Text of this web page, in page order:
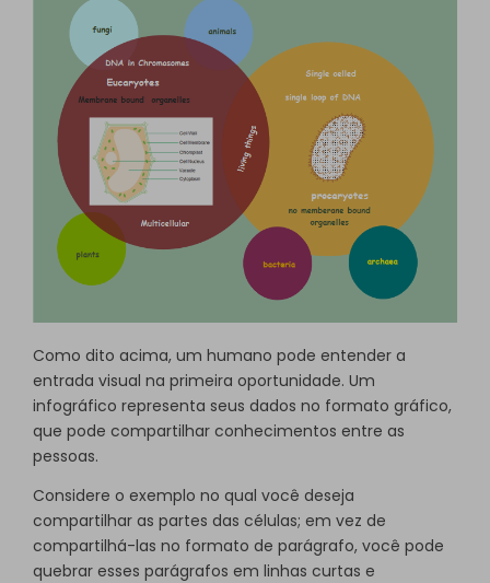
Como dito acima, um humano pode entender a
entrada visual na primeira oportunidade. Um
infográfico representa seus dados no formato gráfico,
que pode compartilhar conhecimentos entre as
pessoas.
Considere o exemplo no qual você deseja
compartilhar as partes das células; em vez de
compartilhá-las no formato de parágrafo, você pode
quebrar esses parágrafos em linhas curtas e